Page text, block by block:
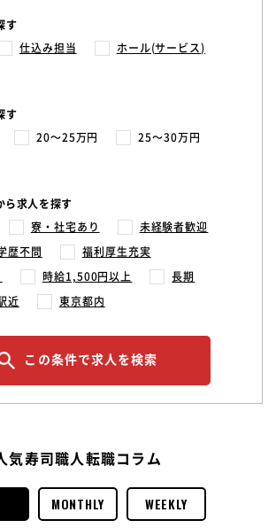
す
仕込み担当 ホール(サービス)
す
20〜25万円 25〜30万円
ら求人を探す
寮・社宅あり 未経験者歓迎
歴不問 福利厚生充実
時給1,500円以上 長期
近 東京都内
この条件で求人を検索
気寿司職人転職コラム
MONTHLY WEEKLY